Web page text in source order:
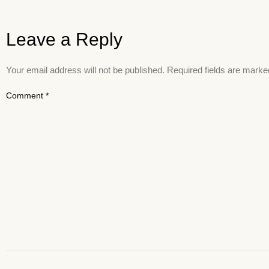
Leave a Reply
Your email address will not be published. Required fields are
Comment *